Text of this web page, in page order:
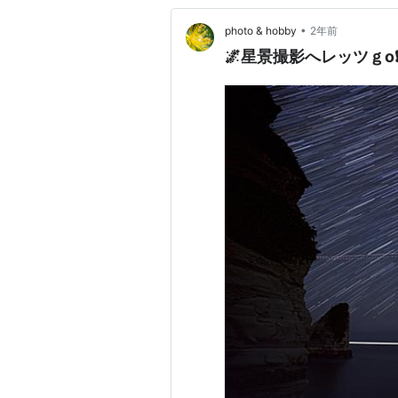
photo & hobby • 2年前
🌌星景撮影へレッツｇ